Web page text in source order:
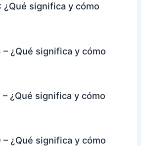
¿Qué significa y cómo
¿Qué significa y cómo
¿Qué significa y cómo
¿Qué significa y cómo